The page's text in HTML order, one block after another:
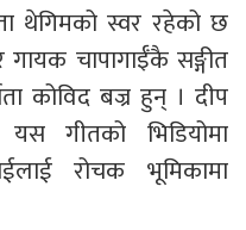
थेगिमको स्वर रहेको छ
चापागाईँकै सङ्गीत
कोविद बज्र हुन् । दीप
गीतको भिडियोमा
रोचक भूमिकामा